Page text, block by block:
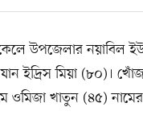
উপজেলার নয়াবিল
ইদ্রিস মিয়া (৮০)।
ওমিজা খাতুন (৪৫)